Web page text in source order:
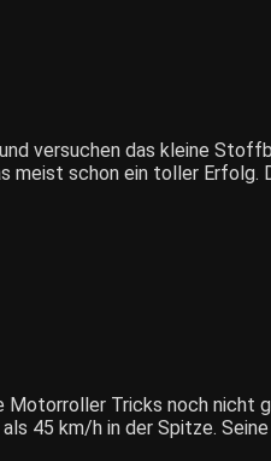
versuchen das kleine
meist schon ein toller Erfolg.
Tricks noch nicht
45 km/h in der Spitze.